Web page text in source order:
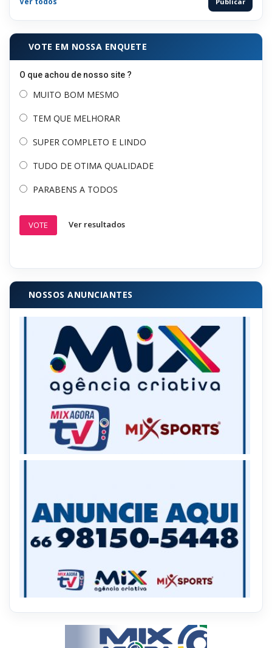
VOTE EM NOSSA ENQUETE
O que achou de nosso site ?
MUITO BOM MESMO
TEM QUE MELHORAR
SUPER COMPLETO E LINDO
TUDO DE OTIMA QUALIDADE
PARABENS A TODOS
VOTE Ver resultados
NOSSOS ANUNCIANTES